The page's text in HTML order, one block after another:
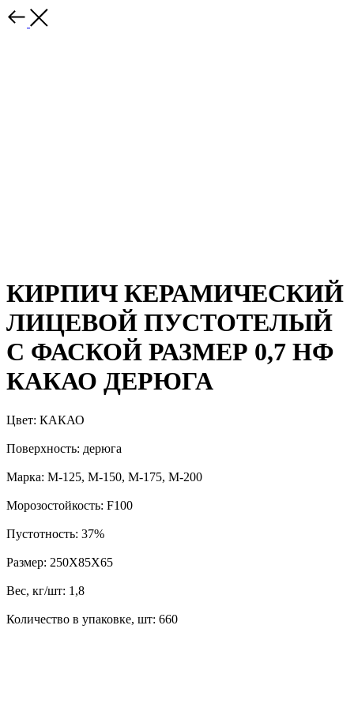
КИРПИЧ КЕРАМИЧЕСКИЙ
ЛИЦЕВОЙ ПУСТОТЕЛЫЙ
С ФАСКОЙ РАЗМЕР 0,7 НФ
КАКАО ДЕРЮГА
Цвет: КАКАО
Поверхность: дерюга
Марка: М-125, М-150, М-175, М-200
Морозостойкость: F100
Пустотность: 37%
Размер: 250Х85Х65
Вес, кг/шт: 1,8
Количество в упаковке, шт: 660